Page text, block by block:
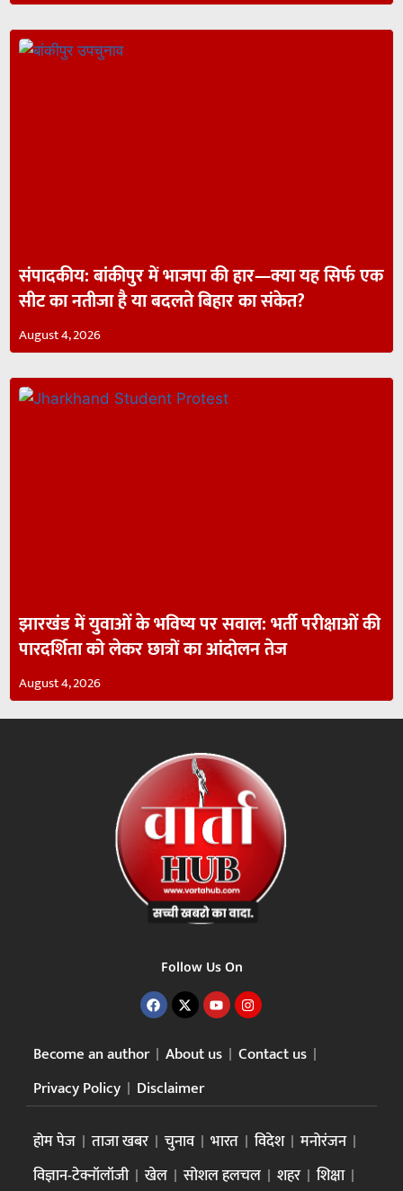
संपादकीय: बांकीपुर में भाजपा की हार—क्या यह सिर्फ एक
सीट का नतीजा है या बदलते बिहार का संकेत?
August 4, 2026
झारखंड में युवाओं के भविष्य पर सवाल: भर्ती परीक्षाओं की
पारदर्शिता को लेकर छात्रों का आंदोलन तेज
August 4, 2026
Follow Us On
Become an author About us
Contact us
Privacy Policy
Disclaimer
होम पेज ताजा खबर चुनाव भारत विदेश
मनोरंजन
विज्ञान-टेक्नॉलॉजी
खेल सोशल हलचल शहर शिक्षा